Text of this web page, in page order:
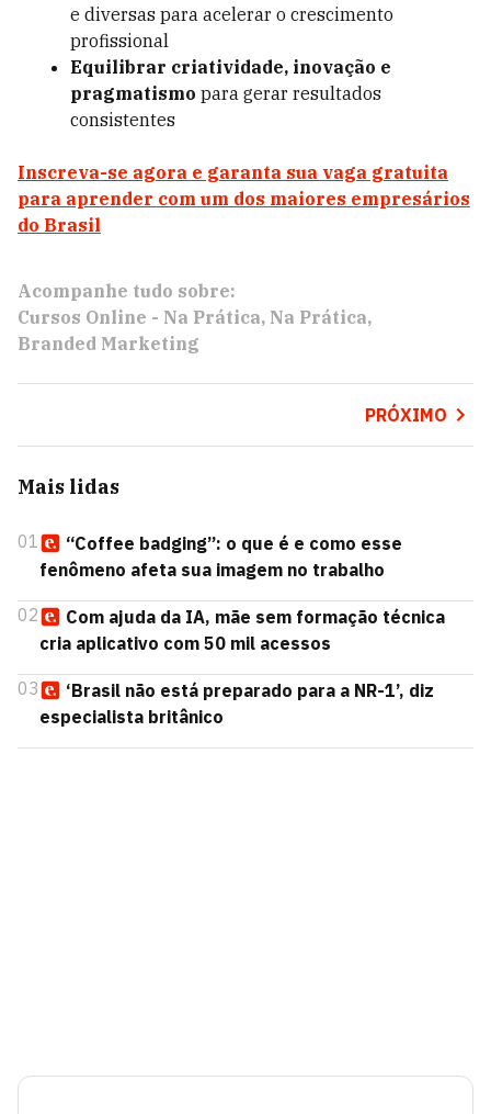
e diversas para acelerar o crescimento
profissional
Equilibrar criatividade, inovação e
pragmatismo para gerar resultados
consistentes
Inscreva-se agora e garanta sua vaga gratuita
para aprender com um dos maiores empresários
do Brasil
Acompanhe tudo sobre:
Cursos Online - Na Prática Na Prática
Branded Marketing
PRÓXIMO
Mais lidas
01
“Coffee badging”: o que é e como esse
fenômeno afeta sua imagem no trabalho
02
Com ajuda da IA, mãe sem formação técnica
cria aplicativo com 50 mil acessos
03
‘Brasil não está preparado para a NR-1’, diz
especialista britânico